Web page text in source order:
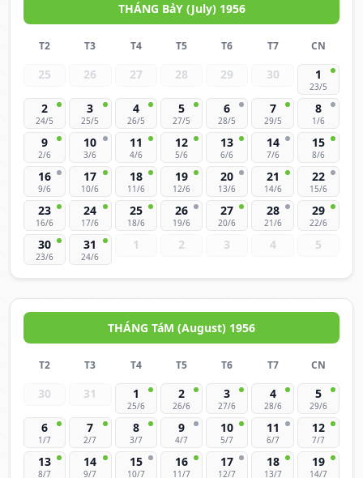
THÁNG BảY (July) 1956
T2 T3 T4 T5 T6 T7 CN
25 26 27 28 29 30 1
23/5
2
24/5
3
25/5
4
26/5
5
27/5
6
28/5
7
29/5
8
1/6
9
2/6
10
3/6
11
4/6
12
5/6
13
6/6
14
7/6
15
8/6
16
9/6
17
10/6
18
11/6
19
12/6
20
13/6
21
14/6
22
15/6
23
16/6
24
17/6
25
18/6
26
19/6
27
20/6
28
21/6
29
22/6
30
23/6
31
24/6
1 2 3 4 5
THÁNG TáM (August) 1956
T2 T3 T4 T5 T6 T7 CN
30 31 1
25/6
2
26/6
3
27/6
4
28/6
5
29/6
6
1/7
7
2/7
8
3/7
9
4/7
10
5/7
11
6/7
12
7/7
13
8/7
14
9/7
15
10/7
16
11/7
17
12/7
18
13/7
19
14/7